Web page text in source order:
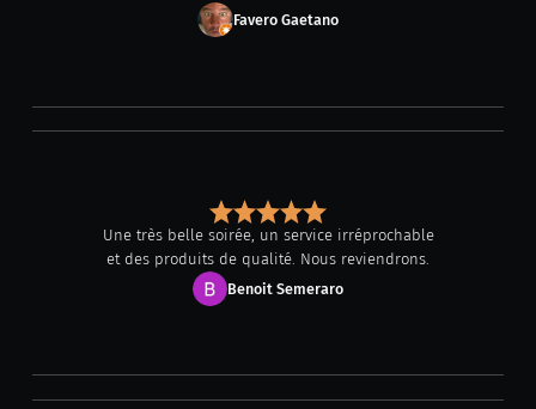
Favero Gaetano
Une très belle soirée, un service irréprochable
et des produits de qualité. Nous reviendrons.
Benoit Semeraro